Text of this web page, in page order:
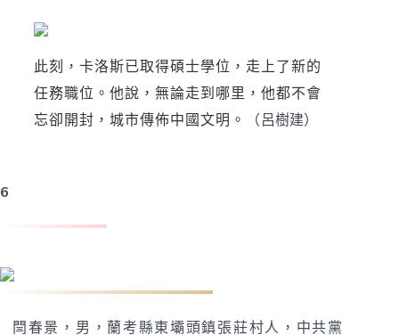
此刻，卡洛斯已取得碩士學位，走上了新的
任務職位。他說，無論走到哪里，他都不會
忘卻開封，城市傳佈中國文明。
（ 呂樹建）
6
閆春景，男，蘭考縣東壩頭鎮張莊村人，中共黨